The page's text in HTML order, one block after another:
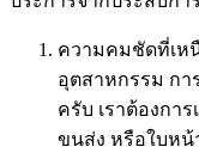
ความคมชัดที่เหนื
อุตสาหกรรม กา
ครับ เราต้องกา
ขนส่ง หรือใบหน้